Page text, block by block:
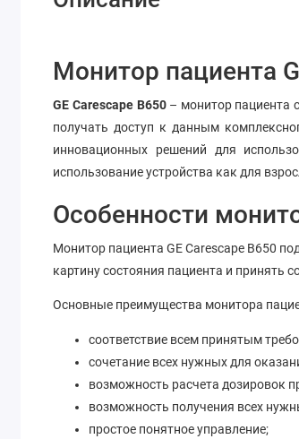
Монитор пациента
GE Carescape B650– монитор пациента
получать доступ к данным
инновационных решений для
использование устройства как для
Особенности
Монитор пациента GE Carescape B650
картину состояния пациента и
Основные преимущества монитора
соответствие всем принятым
сочетание всех нужных для
возможность расчета дозировок
возможность получения всех
простое понятное управление;